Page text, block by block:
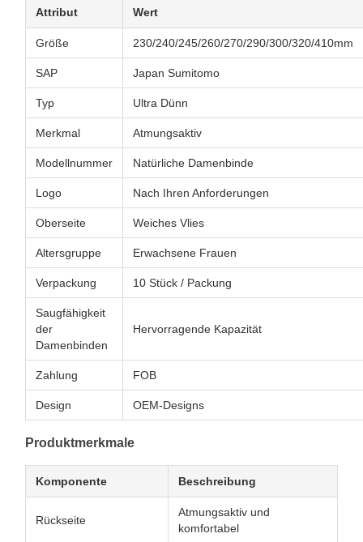
Attribut Wert
Größe 230/240/245/260/270/290/300/320/410mm
SAP Japan Sumitomo
Typ Ultra Dünn
Merkmal Atmungsaktiv
Modellnummer Natürliche Damenbinde
Logo Nach Ihren Anforderungen
Oberseite Weiches Vlies
Altersgruppe Erwachsene Frauen
Verpackung 10 Stück / Packung
Saugfähigkeit
der
Damenbinden
Hervorragende Kapazität
Zahlung FOB
Design OEM-Designs
Produktmerkmale
Komponente Beschreibung
Rückseite
Atmungsaktiv und
komfortabel